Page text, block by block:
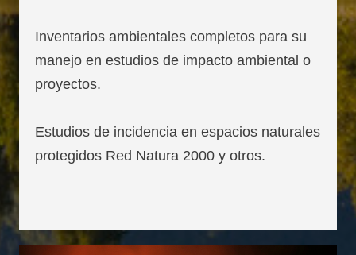
Inventarios ambientales completos para su
manejo en estudios de impacto ambiental o
proyectos.
Estudios de incidencia en espacios naturales
protegidos Red Natura 2000 y otros.